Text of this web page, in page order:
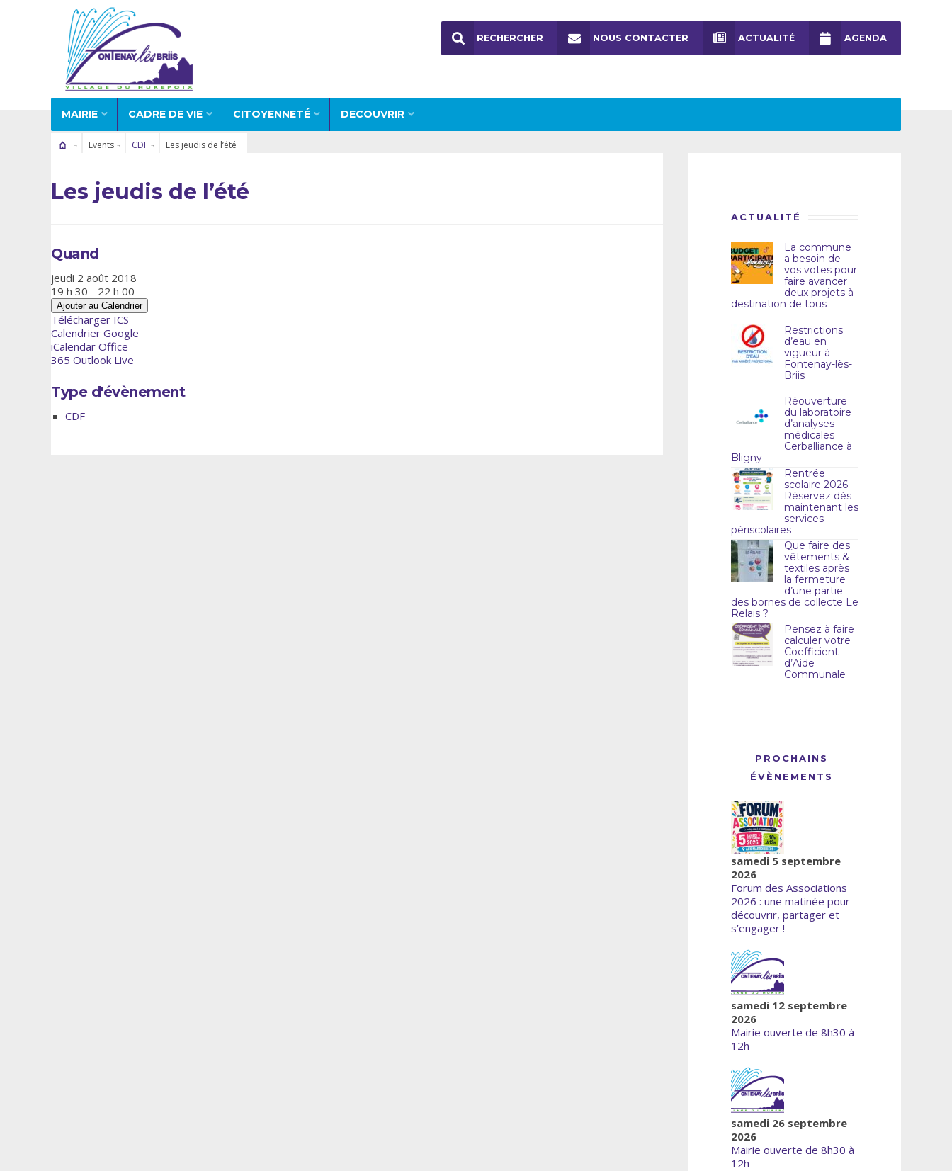
MAIRIE CADRE DE VIE CITOYENNETÉ DECOUVRIR
RECHERCHER NOUS CONTACTER ACTUALITÉ AGENDA
Events CDF Les jeudis de l’été
Les jeudis de l’été
Quand
jeudi 2 août 2018
19 h 30 - 22 h 00
Ajouter au Calendrier
Télécharger ICS
Calendrier Google
iCalendar Office
365 Outlook Live
Type d'évènement
CDF
ACTUALITÉ
La commune
a besoin de
vos votes pour
faire avancer
deux projets à
destination de tous
Restrictions
d’eau en
vigueur à
Fontenay-lès-
Briis
Réouverture
du laboratoire
d’analyses
médicales
Cerballiance à
Bligny
Rentrée
scolaire 2026 –
Réservez dès
maintenant les
services
périscolaires
Que faire des
vêtements &
textiles après
la fermeture
d’une partie
des bornes de collecte Le
Relais ?
Pensez à faire
calculer votre
Coefficient
d’Aide
Communale
PROCHAINS
ÉVÈNEMENTS
samedi 5 septembre
2026
Forum des Associations
2026 : une matinée pour
découvrir, partager et
s’engager !
samedi 12 septembre
2026
Mairie ouverte de 8h30 à
12h
samedi 26 septembre
2026
Mairie ouverte de 8h30 à
12h